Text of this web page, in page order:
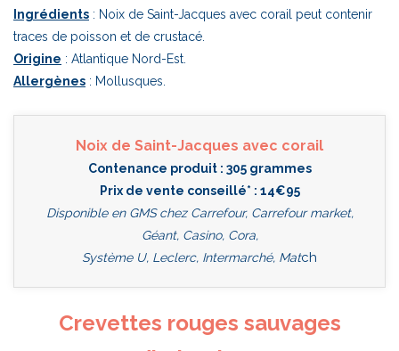
Ingrédients : Noix de Saint-Jacques avec corail peut contenir
traces de poisson et de crustacé.
Origine : Atlantique Nord-Est.
Allergènes : Mollusques.
Noix de Saint-Jacques avec corail
Contenance produit : 305 grammes
Prix de vente conseillé* : 14€95
Disponible en GMS chez Carrefour, Carrefour market,
Géant, Casino, Cora,
Système U, Leclerc, Intermarché, Match
Crevettes rouges sauvages